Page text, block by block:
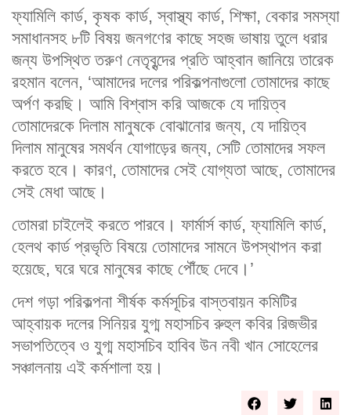
ফ্যামিলি কার্ড, কৃষক কার্ড, স্বাস্থ্য কার্ড, শিক্ষা, বেকার সমস্যা
সমাধানসহ ৮টি বিষয় জনগণের কাছে সহজ ভাষায় তুলে ধরার
জন্য উপস্থিত তরুণ নেতৃবৃন্দের প্রতি আহ্বান জানিয়ে তারেক
রহমান বলেন, ‘আমাদের দলের পরিকল্পনাগুলো তোমাদের কাছে
অর্পণ করছি। আমি বিশ্বাস করি আজকে যে দায়িত্ব
তোমাদেরকে দিলাম মানুষকে বোঝানোর জন্য, যে দায়িত্ব
দিলাম মানুষের সমর্থন যোগাড়ের জন্য, সেটি তোমাদের সফল
করতে হবে। কারণ, তোমাদের সেই যোগ্যতা আছে, তোমাদের
সেই মেধা আছে।
তোমরা চাইলেই করতে পারবে। ফার্মার্স কার্ড, ফ্যামিলি কার্ড,
হেলথ কার্ড প্রভৃতি বিষয়ে তোমাদের সামনে উপস্থাপন করা
হয়েছে, ঘরে ঘরে মানুষের কাছে পৌঁছে দেবে।’
দেশ গড়া পরিকল্পনা শীর্ষক কর্মসূচির বাস্তবায়ন কমিটির
আহ্বায়ক দলের সিনিয়র যুগ্ম মহাসচিব রুহুল কবির রিজভীর
সভাপতিত্বে ও যুগ্ম মহাসচিব হাবিব উন নবী খান সোহেলের
সঞ্চালনায় এই কর্মশালা হয়।